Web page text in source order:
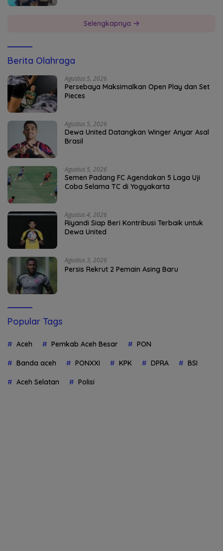
Selengkapnya
Berita Olahraga
Agustus 5, 2026
Persebaya Maksimalkan Open Play dan Set
Pieces
Agustus 5, 2026
Dewa United Datangkan Winger Anyar Asal
Brasil
Agustus 5, 2026
Semen Padang FC Agendakan 5 Laga Uji
Coba Selama TC di Yogyakarta
Agustus 4, 2026
Riyandi Siap Beri Kontribusi Terbaik untuk
Dewa United
Agustus 3, 2026
Persis Rekrut 2 Pemain Asing Baru
Popular Tags
Aceh Pemkab Aceh Besar PON
Banda aceh PONXXI KPK DPRA BSI
Aceh Selatan Polisi